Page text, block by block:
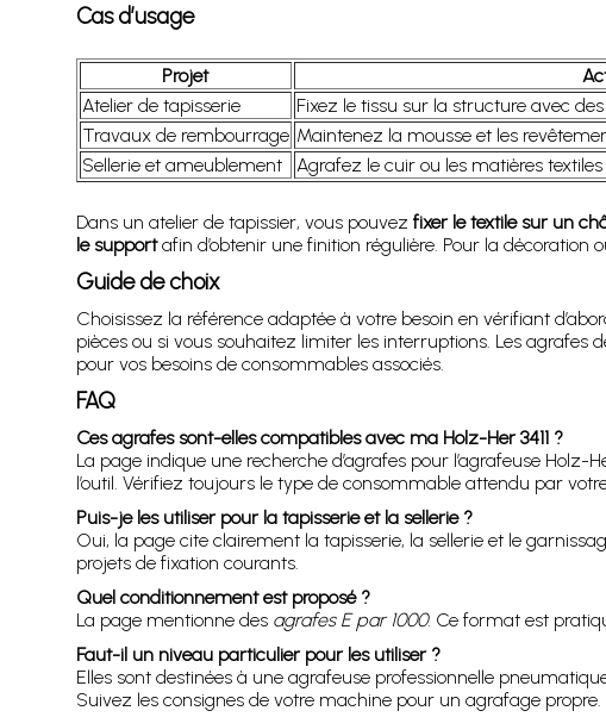
Cas d’usage
Projet
Atelier de tapisserie
Fixez le tissu sur la structure avec
Travaux de rembourrage Maintenez la mousse et les
Sellerie et ameublement
Agrafez le cuir ou les matières textiles
Dans un atelier de tapissier, vous pouvez fixer le textile sur un
le supportafin d’obtenir une finition régulière. Pour la décoration
Guide de choix
Choisissez la référence adaptée à votre besoin en vérifiant
pièces ou si vous souhaitez limiter les interruptions. Les agrafes
pour vos besoins de consommables associés.
FAQ
Ces agrafes sont-elles compatibles avec ma Holz-Her 3411 ?
La page indique une recherche d’agrafes pour l’agrafeuse
l’outil. Vérifiez toujours le type de consommable attendu par
Puis-je les utiliser pour la tapisserie et la sellerie ?
Oui, la page cite clairement la tapisserie, la sellerie et le
projets de fixation courants.
Quel conditionnement est proposé ?
La page mentionne des agrafes E par 1000. Ce format est
Faut-il un niveau particulier pour les utiliser ?
Elles sont destinées à une agrafeuse professionnelle
Suivez les consignes de votre machine pour un agrafage propre.